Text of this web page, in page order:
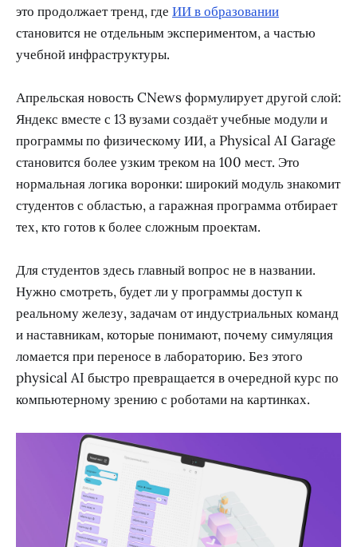
это продолжает тренд, где ИИ в образовании
становится не отдельным экспериментом, а частью
учебной инфраструктуры.
Апрельская новость CNews формулирует другой слой:
Яндекс вместе с 13 вузами создаёт учебные модули и
программы по физическому ИИ, а Physical AI Garage
становится более узким треком на 100 мест. Это
нормальная логика воронки: широкий модуль знакомит
студентов с областью, а гаражная программа отбирает
тех, кто готов к более сложным проектам.
Для студентов здесь главный вопрос не в названии.
Нужно смотреть, будет ли у программы доступ к
реальному железу, задачам от индустриальных команд
и наставникам, которые понимают, почему симуляция
ломается при переносе в лабораторию. Без этого
physical AI быстро превращается в очередной курс по
компьютерному зрению с роботами на картинках.